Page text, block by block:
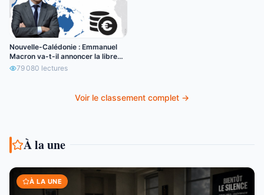
Nouvelle-Calédonie : Emmanuel
Macron va-t-il annoncer la libre
circulation de l’euro ?
79 080 lectures
Voir le classement complet →
À la une
À LA UNE